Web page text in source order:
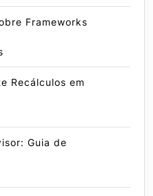
Frameworks
Recálculos em
Guia de